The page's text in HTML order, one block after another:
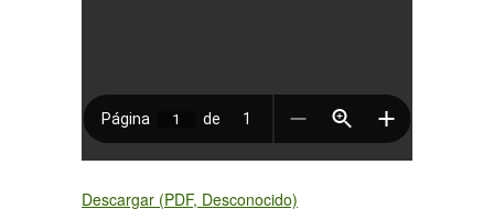
Descargar (PDF, Desconocido)